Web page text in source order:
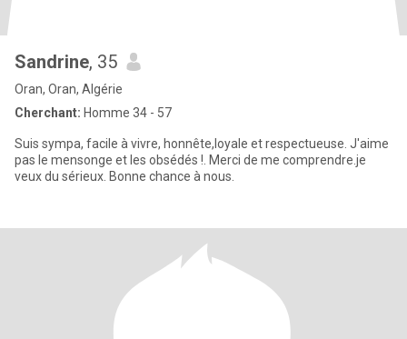
Sandrine, 35
Oran, Oran, Algérie
Cherchant: Homme 34 - 57
Suis sympa, facile à vivre, honnête,loyale et respectueuse. J'aime
pas le mensonge et les obsédés !. Merci de me comprendre.je
veux du sérieux. Bonne chance à nous.